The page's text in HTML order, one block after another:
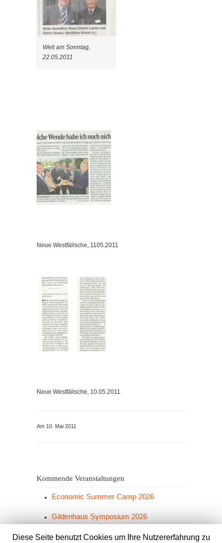
Welt am Sonntag,
22.05.2011
Neue Westfälische, 1105.2011
Neue Westfälische, 10.05.2011
Am 10. Mai 2011
Kommende Veranstaltungen
Economic Summer Camp 2026
Gildenhaus Symposium 2026
Grünkohlesen 2026
Diese Seite benutzt Cookies um Ihre Nutzererfahrung zu